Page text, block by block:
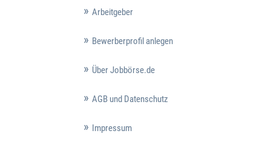
Arbeitgeber
Bewerberprofil anlegen
Über Jobbörse.de
AGB und Datenschutz
Impressum